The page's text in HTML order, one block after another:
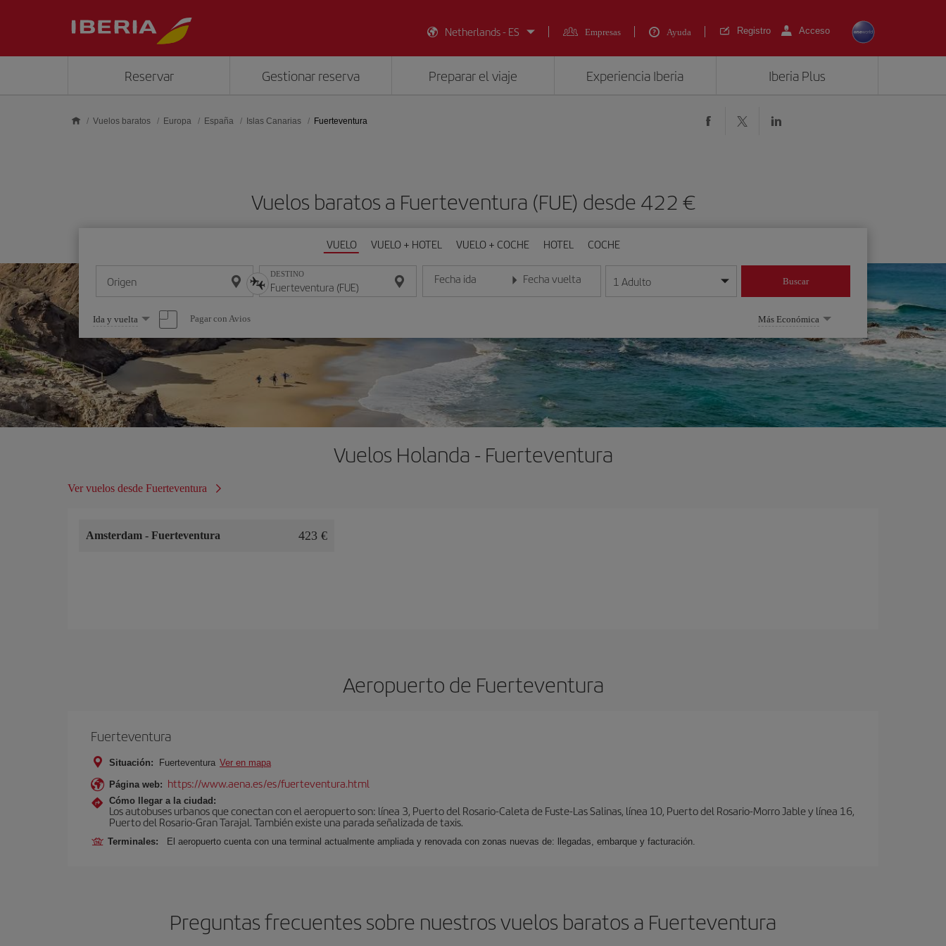
Netherlands - ES
Empresas Ayuda Registro Acceso
Reservar Gestionar reserva Preparar el viaje Experiencia Iberia Iberia Plus
Vuelos baratos Europa España Islas Canarias Fuerteventura
Vuelos baratos a Fuerteventura (FUE) desde 422 €
VUELO VUELO + HOTEL VUELO + COCHE HOTEL COCHE
Origen DESTINO Fecha ida
Introduce la fecha en formato día/mes/año
Fecha vuelta
Introduce la fecha en formato día/mes/año
1 Adulto Buscar
Seleccione
una
opción
Ida y vuelta Pagar con Avios Más Económica
Vuelos Holanda - Fuerteventura
Ver vuelos desde Fuerteventura
Amsterdam - Fuerteventura 423 €
Aeropuerto de Fuerteventura
Fuerteventura
Situación: Fuerteventura Ver en mapa
Página web: https://www.aena.es/es/fuerteventura.html
Cómo llegar a la ciudad:
Los autobuses urbanos que conectan con el aeropuerto son: línea 3, Puerto del Rosario-Caleta de Fuste-Las Salinas, línea 10, Puerto del Rosario-Morro Jable y línea 16,
Puerto del Rosario-Gran Tarajal. También existe una parada señalizada de taxis.
Terminales: El aeropuerto cuenta con una terminal actualmente ampliada y renovada con zonas nuevas de: llegadas, embarque y facturación.
Preguntas frecuentes sobre nuestros vuelos baratos a Fuerteventura